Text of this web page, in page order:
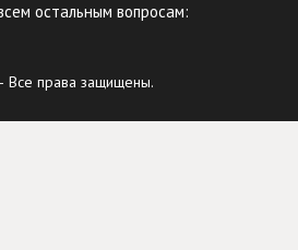
остальным вопросам:
права защищены.